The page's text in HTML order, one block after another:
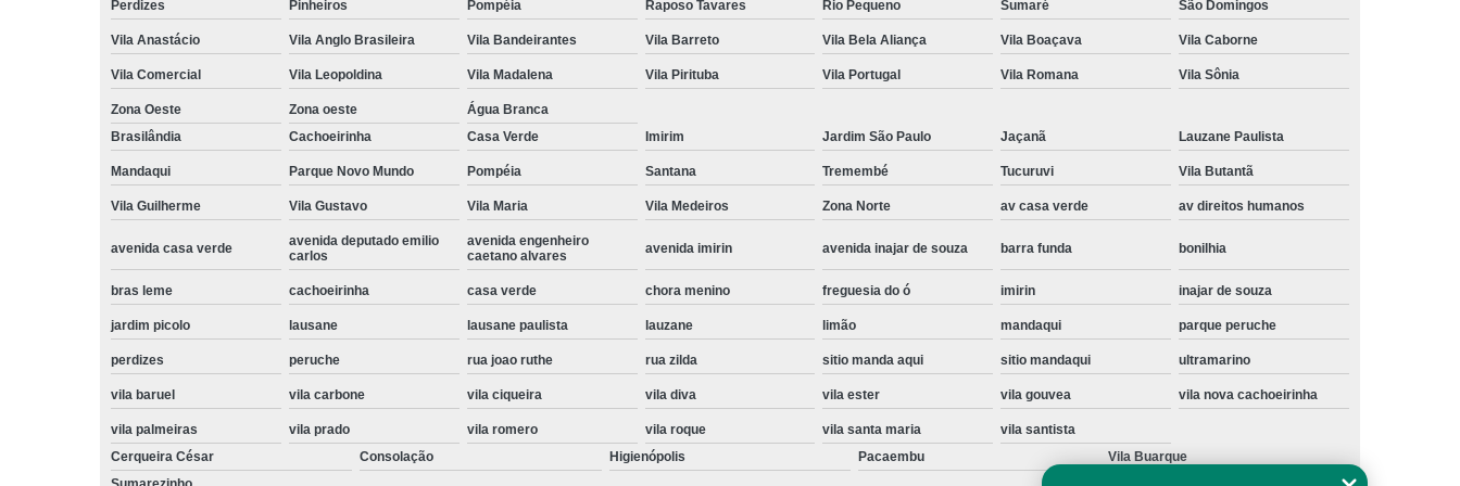
Instalação de Maquina de Lavar Roupa
Instalação de Maquina de Lavar Samsung
Instalação para Maquina de Lavar Roupa
Instalar Maquina de Lavar Samsung
Instalar Maquina Lavar Roupa
Maquina de Lavar Roupa Instalação
Samsung Instalação Maquina de Lavar
Instalação de Lava e Seca
Instalação de Lava e Seca Samsung
Instalação de Maquina Lava e Seca
Instalação Lava e Seca
Instalação Lava e Seca Samsung
Instalação Lava Seca
Instalação Maquina Lava e Seca
Instalação Maquina Lava e Seca Samsung
Instalação Samsung Lava e Seca
Lava e Seca Instalação
Lava e Seca Samsung Instalação
Samsung Instalação Lava e Seca
Manutenção de Fogão
Manutenção de Fogão a Gas
Manutenção de Fogão Electrolux
Manutenção em Fogão
Perdizes Pinheiros Pompéia Raposo Tavares Rio Pequeno Sumaré São Domingos
Vila Anastácio Vila Anglo Brasileira Vila Bandeirantes Vila Barreto Vila Bela Aliança Vila Boaçava Vila Caborne
Vila Comercial Vila Leopoldina Vila Madalena Vila Pirituba Vila Portugal Vila Romana Vila Sônia
Zona Oeste Zona oeste
Água Branca
Brasilândia
Cachoeirinha Casa Verde Imirim Jardim São Paulo Jaçanã Lauzane Paulista
Mandaqui Parque Novo Mundo Pompéia Santana Tremembé Tucuruvi Vila Butantã
Vila Guilherme Vila Gustavo Vila Maria Vila Medeiros Zona Norte av casa verde av direitos humanos
avenida casa verde
avenida deputado emilio
carlos
avenida engenheiro
caetano alvares
avenida imirin avenida inajar de souza barra funda bonilhia
bras leme cachoeirinha casa verde chora menino freguesia do ó imirin inajar de souza
jardim picolo lausane lausane paulista lauzane limão mandaqui parque peruche
perdizes peruche rua joao ruthe rua zilda sitio manda aqui sitio mandaqui ultramarino
vila baruel vila carbone vila ciqueira vila diva vila ester vila gouvea vila nova cachoeirinha
vila palmeiras vila prado vila romero vila roque vila santa maria
vila santista
Cerqueira César
Consolação Higienópolis Pacaembu
Vila Buarque